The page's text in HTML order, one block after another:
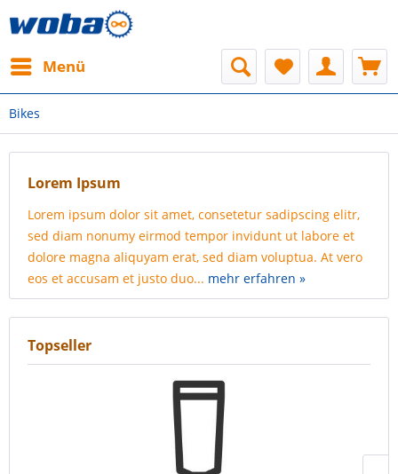
Menü
Bikes
Lorem Ipsum
Lorem ipsum dolor sit amet, consetetur sadipscing elitr,
sed diam nonumy eirmod tempor invidunt ut labore et
dolore magna aliquyam erat, sed diam voluptua. At vero
eos et accusam et justo duo... mehr erfahren »
Topseller